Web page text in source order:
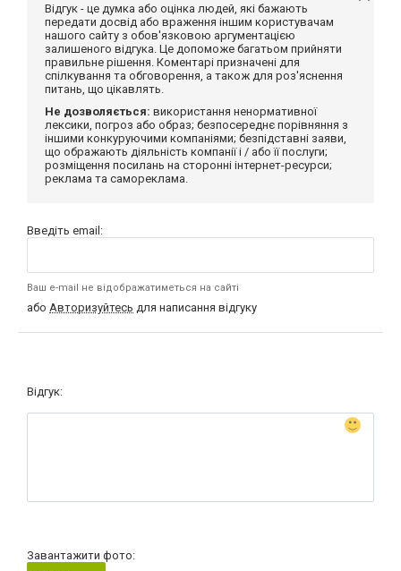
Відгук - це думка або оцінка людей, які бажають
передати досвід або враження іншим користувачам
нашого сайту з обов'язковою аргументацією
залишеного відгука. Це допоможе багатьом прийняти
правильне рішення. Коментарі призначені для
спілкування та обговорення, а також для роз'яснення
питань, що цікавлять.
Не дозволяється: використання ненормативної
лексики, погроз або образ; безпосереднє порівняння з
іншими конкуруючими компаніями; безпідставні заяви,
що ображають діяльність компанії і / або її послуги;
розміщення посилань на сторонні інтернет-ресурси;
реклама та самореклама.
Введіть email:
Ваш e-mail не відображатиметься на сайті
або Авторизуйтесь для написання відгуку
Відгук:
Завантажити фото: